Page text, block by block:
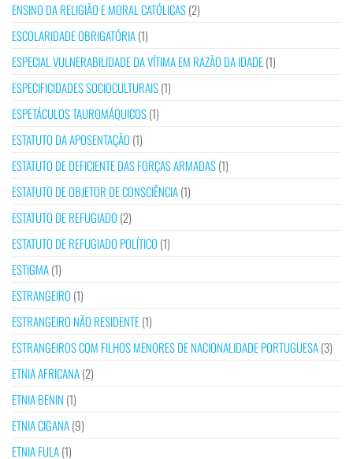
ENSINO DA RELIGIÃO E MORAL CATÓLICAS(2)
ESCOLARIDADE OBRIGATÓRIA(1)
ESPECIAL VULNERABILIDADE DA VÍTIMA EM RAZÃO DA IDADE(1)
ESPECIFICIDADES SOCIOCULTURAIS(1)
ESPETÁCULOS TAUROMÁQUICOS(1)
ESTATUTO DA APOSENTAÇÃO (1)
ESTATUTO DE DEFICIENTE DAS FORÇAS ARMADAS(1)
ESTATUTO DE OBJETOR DE CONSCIÊNCIA(1)
ESTATUTO DE REFUGIADO (2)
ESTATUTO DE REFUGIADO POLÍTICO (1)
ESTIGMA(1)
ESTRANGEIRO (1)
ESTRANGEIRO NÃO RESIDENTE(1)
ESTRANGEIROS COM FILHOS MENORES DE NACIONALIDADE PORTUGUESA(3)
ETNIA AFRICANA(2)
ETNIA BENIN (1)
ETNIA CIGANA(9)
ETNIA FULA(1)